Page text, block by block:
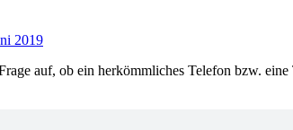
2019
auf, ob ein herkömmliches Telefon bzw.